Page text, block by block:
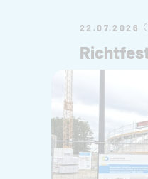
22.07.2026